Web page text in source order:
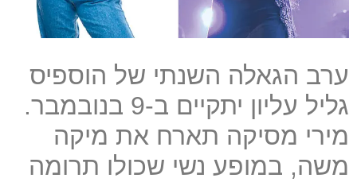
ערב הגאלה השנתי של הוספיס
גליל עליון יתקיים ב-9 בנובמבר.
מירי מסיקה תארח את מיקה
משה, במופע נשי שכולו תרומה